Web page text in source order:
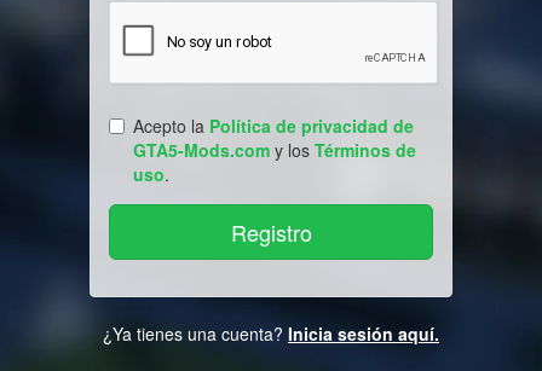
Acepto la Política de privacidad de
GTA5-Mods.com y los Términos de
uso.
¿Ya tienes una cuenta? Inicia sesión aquí.